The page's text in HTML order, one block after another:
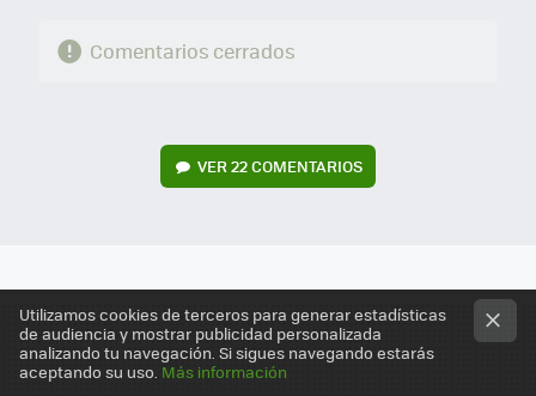
Comentarios cerrados
VER 22 COMENTARIOS
Utilizamos cookies de terceros para generar estadísticas
de audiencia y mostrar publicidad personalizada
analizando tu navegación. Si sigues navegando estarás
aceptando su uso. Más información